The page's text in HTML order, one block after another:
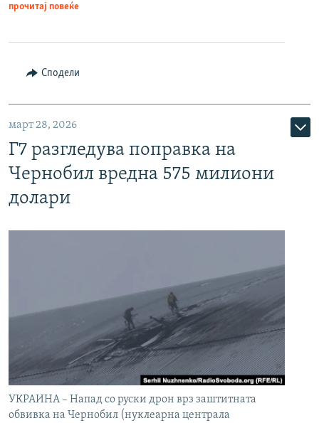
прочитај повеќе
Сподели
март 28, 2026
Г7 разгледува поправка на
Чернобил вредна 575 милиони
долари
УКРАИНА – Напад со руски дрон врз заштитната
обвивка на Чернобил (нуклеарна централа